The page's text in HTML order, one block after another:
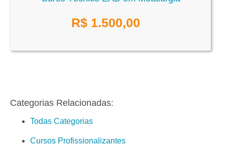
R$ 1.500,00
Categorias Relacionadas:
Todas Categorias
Cursos Profissionalizantes